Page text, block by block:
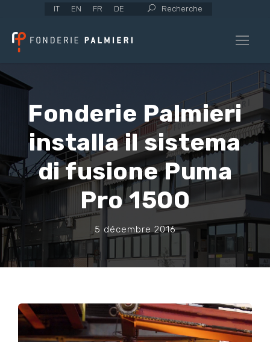
IT EN FR DE Recherche
Fonderie Palmieri
installa il sistema
di fusione Puma
Pro 1500
5 décembre 2016